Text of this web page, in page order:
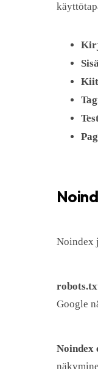
Noindex
Google
Noindex